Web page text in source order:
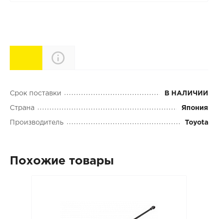
Характеристики
Срок поставки В НАЛИЧИИ
Страна Япония
Производитель Toyota
Похожие товары